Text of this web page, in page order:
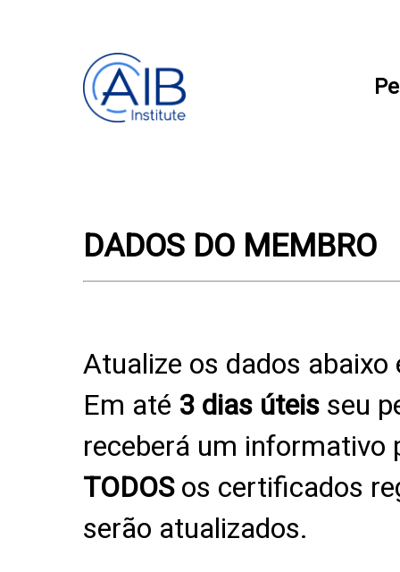
DADOS DO MEMBRO
Atualize os dados
Em até 3 dias úteisseu
receberá um informativo
TODOSos certificados
serão atualizados.